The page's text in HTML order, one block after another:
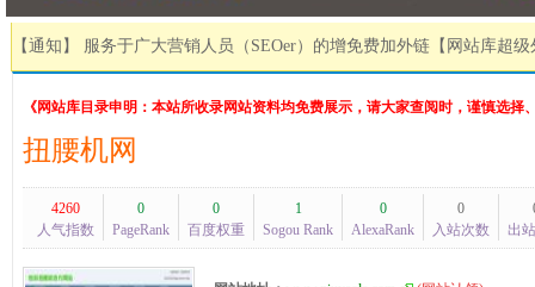
【通知】 服务于广大营销人员（SEOer）的增免费加外链 【网站库超
《网站库目录申明：本站所收录网站资料均免费展示，请大家查阅时，谨慎选择
扭腰机网
4260
人气指数
0
PageRank
0
百度权重
1
Sogou Rank
0
AlexaRank
0
入站次数
出